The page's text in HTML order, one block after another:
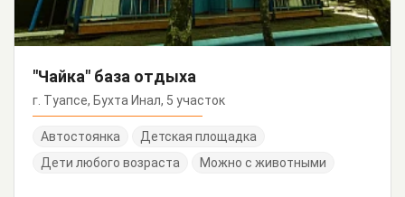
"Чайка" база отдыха
г. Туапсе, Бухта Инал, 5 участок
Автостоянка
Детская площадка
Дети любого возраста
Можно с животными